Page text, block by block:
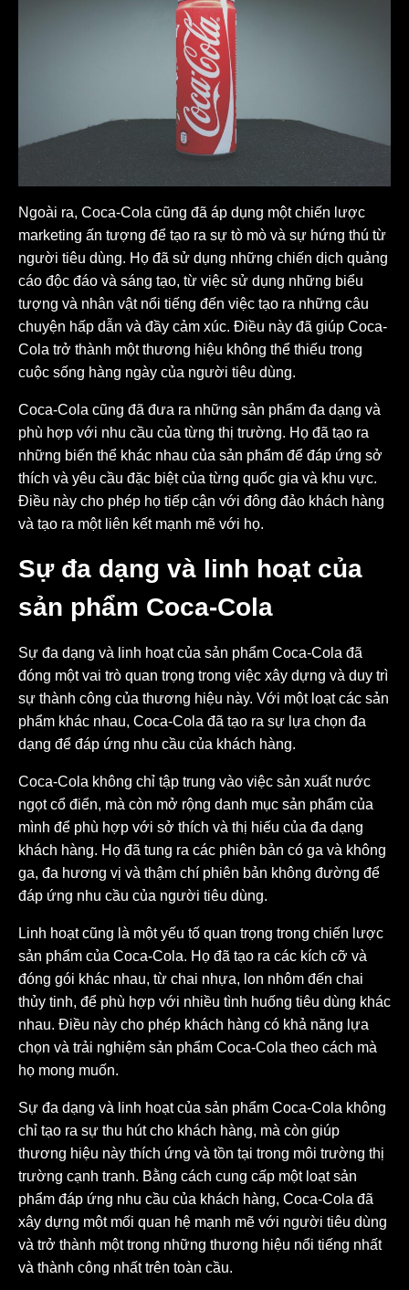
Ngoài ra, Coca-Cola cũng đã áp dụng một chiến lược
marketing ấn tượng để tạo ra sự tò mò và sự hứng thú từ
người tiêu dùng. Họ đã sử dụng những chiến dịch quảng
cáo độc đáo và sáng tạo, từ việc sử dụng những biểu
tượng và nhân vật nổi tiếng đến việc tạo ra những câu
chuyện hấp dẫn và đầy cảm xúc. Điều này đã giúp Coca-
Cola trở thành một thương hiệu không thể thiếu trong
cuộc sống hàng ngày của người tiêu dùng.
Coca-Cola cũng đã đưa ra những sản phẩm đa dạng và
phù hợp với nhu cầu của từng thị trường. Họ đã tạo ra
những biến thể khác nhau của sản phẩm để đáp ứng sở
thích và yêu cầu đặc biệt của từng quốc gia và khu vực.
Điều này cho phép họ tiếp cận với đông đảo khách hàng
và tạo ra một liên kết mạnh mẽ với họ.
Sự đa dạng và linh hoạt của
sản phẩm Coca-Cola
Sự đa dạng và linh hoạt của sản phẩm Coca-Cola đã
đóng một vai trò quan trọng trong việc xây dựng và duy trì
sự thành công của thương hiệu này. Với một loạt các sản
phẩm khác nhau, Coca-Cola đã tạo ra sự lựa chọn đa
dạng để đáp ứng nhu cầu của khách hàng.
Coca-Cola không chỉ tập trung vào việc sản xuất nước
ngọt cổ điển, mà còn mở rộng danh mục sản phẩm của
mình để phù hợp với sở thích và thị hiếu của đa dạng
khách hàng. Họ đã tung ra các phiên bản có ga và không
ga, đa hương vị và thậm chí phiên bản không đường để
đáp ứng nhu cầu của người tiêu dùng.
Linh hoạt cũng là một yếu tố quan trọng trong chiến lược
sản phẩm của Coca-Cola. Họ đã tạo ra các kích cỡ và
đóng gói khác nhau, từ chai nhựa, lon nhôm đến chai
thủy tinh, để phù hợp với nhiều tình huống tiêu dùng khác
nhau. Điều này cho phép khách hàng có khả năng lựa
chọn và trải nghiệm sản phẩm Coca-Cola theo cách mà
họ mong muốn.
Sự đa dạng và linh hoạt của sản phẩm Coca-Cola không
chỉ tạo ra sự thu hút cho khách hàng, mà còn giúp
thương hiệu này thích ứng và tồn tại trong môi trường thị
trường cạnh tranh. Bằng cách cung cấp một loạt sản
phẩm đáp ứng nhu cầu của khách hàng, Coca-Cola đã
xây dựng một mối quan hệ mạnh mẽ với người tiêu dùng
và trở thành một trong những thương hiệu nổi tiếng nhất
và thành công nhất trên toàn cầu.